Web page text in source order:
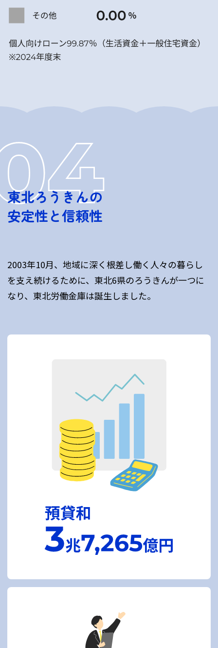
東北ろうきんの
安定性と信頼性
2003年10月、地域に深く根差し働く人々の暮らし
を支え続けるために、東北6県のろうきんが一つに
なり、東北労働金庫は誕生しました。